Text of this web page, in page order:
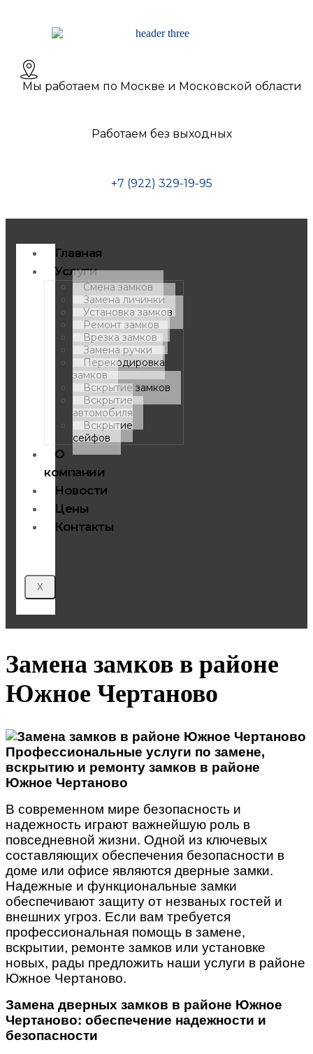
Мы работаем по Москве и Московской области
Работаем без выходных
+7 (922) 329-19-95
Главная
Услуги
Смена замков
Замена личинки
Установка замков
Ремонт замков
Врезка замков
Замена ручки
Перекодировка
замков
Вскрытие замков
Вскрытие
автомобиля
Вскрытие
сейфов
О
компании
Новости
Цены
Контакты
X
Замена замков в районе
Южное Чертаново
Профессиональные услуги по замене,
вскрытию и ремонту замков в районе
Южное Чертаново
В современном мире безопасность и
надежность играют важнейшую роль в
повседневной жизни. Одной из ключевых
составляющих обеспечения безопасности в
доме или офисе являются дверные замки.
Надежные и функциональные замки
обеспечивают защиту от незваных гостей и
внешних угроз. Если вам требуется
профессиональная помощь в замене,
вскрытии, ремонте замков или установке
новых, рады предложить наши услуги в районе
Южное Чертаново.
Замена дверных замков в районе Южное
Чертаново: обеспечение надежности и
безопасности